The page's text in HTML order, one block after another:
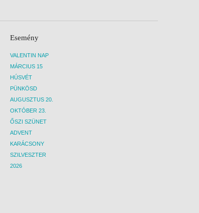
Esemény
VALENTIN NAP
MÁRCIUS 15
HÚSVÉT
PÜNKÖSD
AUGUSZTUS 20.
OKTÓBER 23.
ŐSZI SZÜNET
ADVENT
KARÁCSONY
SZILVESZTER
2026